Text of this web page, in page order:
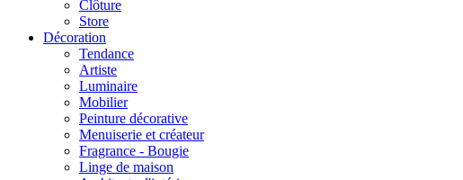
Clôture
Store
Décoration
Tendance
Artiste
Luminaire
Mobilier
Peinture décorative
Menuiserie et créateur
Fragrance - Bougie
Linge de maison